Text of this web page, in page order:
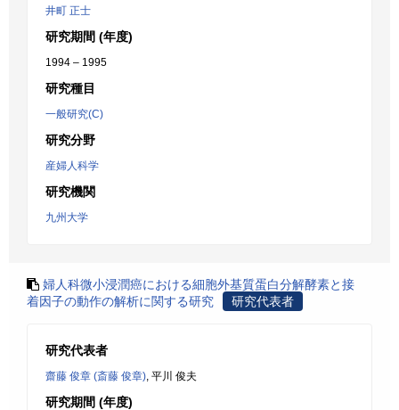
井町 正士
研究期間 (年度)
1994 – 1995
研究種目
一般研究(C)
研究分野
産婦人科学
研究機関
九州大学
婦人科微小浸潤癌における細胞外基質蛋白分解酵素と接
着因子の動作の解析に関する研究
研究代表者
研究代表者
齋藤 俊章 (斎藤 俊章), 平川 俊夫
研究期間 (年度)